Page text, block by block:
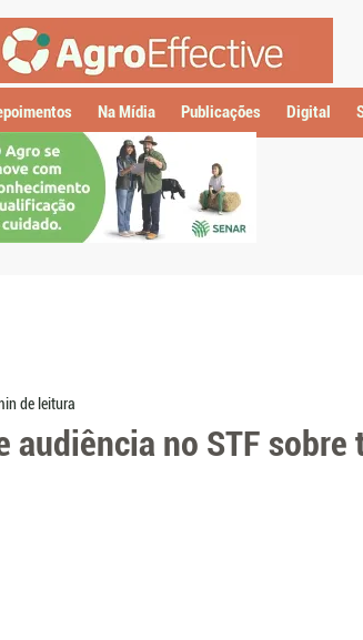
Na Mídia Publicações Digital
audiência no STF sobre
de leitura